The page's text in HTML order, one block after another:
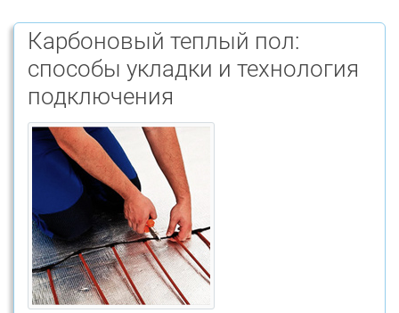
Карбоновый теплый пол:
способы укладки и технология
подключения